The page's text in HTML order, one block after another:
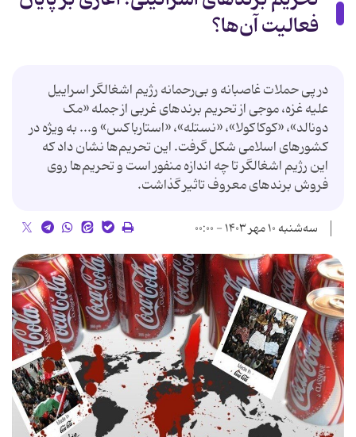
فعالیت آن‌ها؟
در پی حملات غاصبانه و بی‌رحمانه رژیم اشغالگر اسراییل
علیه غزه، موجی از تحریم برندهای غربی از جمله «مک
دونالد»، «کوکاکولا»، «نستله»، «استارباکس» و... به ویژه در
کشورهای اسلامی شکل گرفت. این تحریم‌ها نشان داد که
این رژیم اشغالگر تا چه اندازه منفور است و تحریم‌ها روی
فروش برندهای معروف تاثیر گذاشت.
سه‌شنبه ۱۰ مهر ۱۴۰۳ - ۰۰:۰۰